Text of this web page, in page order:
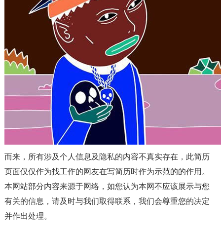
而来，所有涉及个人信息及隐私的内容不真实存在，此简历
页面仅仅作为找工作的网友在写简历时作为示范的的作用。
本网站部分内容来源于网络，如您认为本网不应该展示与您
有关的信息，请及时与我们取得联系，我们会尊重您的决定
并作出处理。